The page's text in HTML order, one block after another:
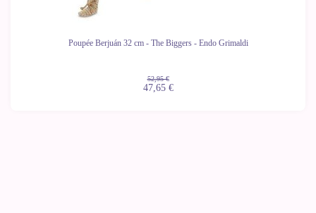
Poupée Berjuán 32 cm - The Biggers - Endo Grimaldi
52,95 €
47,65 €